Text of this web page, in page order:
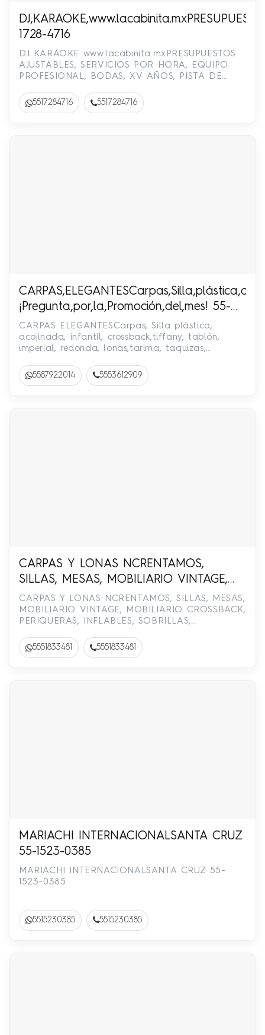
1728-4716
DJ KARAOKE www.lacabinita.mxPRESUPUESTOS
AJUSTABLES, SERVICIOS POR HORA, EQUIPO
PROFESIONAL, BODAS, XV AÑOS, PISTA DE
…
5517284716 5517284716
¡Pregunta,por,la,Promoción,del,mes! 55-
8792-2014,/ 55-5361-2909
CARPAS ELEGANTESCarpas, Silla plástica,
acojinada, infantil, crossback,tiffany, tablón,
imperial, redonda, lonas,tarima, taquizas,
5587922014 5553612909
CARPAS Y LONAS NCRENTAMOS,
SILLAS, MESAS, MOBILIARIO VINTAGE,
MOBILIARIO CROSSBACK, PERIQUERAS,
INFLABLES, SOBRILLAS, MANTELERIA.55-
5183-3481
CARPAS Y LONAS NCRENTAMOS, SILLAS, MESAS,
MOBILIARIO VINTAGE, MOBILIARIO CROSSBACK,
PERIQUERAS, INFLABLES, SOBRILLAS,
5551833481 5551833481
MARIACHI INTERNACIONALSANTA CRUZ
55-1523-0385
MARIACHI INTERNACIONALSANTA CRUZ 55-
1523-0385
5515230385 5515230385